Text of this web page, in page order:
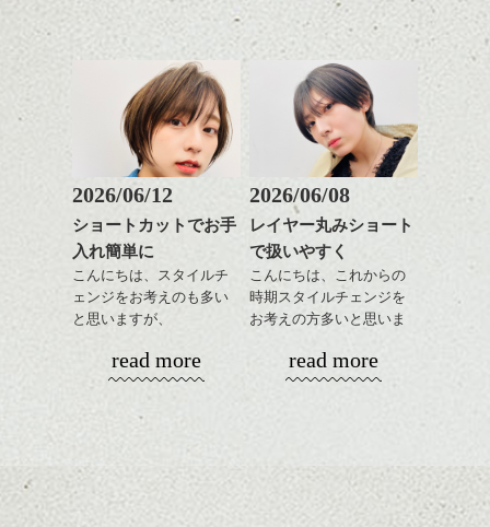
二人目、浦辻さん！！
これは、スタジオでの雰囲気です。
同じものを撮っても、明るさで
こんなにも印象が違うんです
ね。
一概に明るい方だけがイイとは
限らないですが。
私たちがスタイル写真を撮る上
で、とても大切だなと、考えさ
せられるものでした。
ちょっと気分を変えたい方はいろいろご相
談して下さいね。
るようになった気がしますが
今はボブやミディアムなどいろいろしたい
似合う雰囲気のヘアスタイルで街を歩いて
あご下のラインでやや長
も出しやすくていろいろ
おすすめですね。
前髪もやや重めにカット
してラインを強調するの
もこれからは良い感じで
す、
目元が引き締まった印象
に。
カラーリングとの組み合
わせで質感に変化をつけ
をだしやすくスタイリン
グも簡単で良いので朝の
時短にも◎
そんなショートカット。
軽めの前髪で透け感を演
出できるので、
この時期とてもおすすめ
ですよ。
ラーで全体にツヤと透明
2026/06/12
ショートカットでお手
入れ簡単に
こんにちは、スタイルチ
ェンジをお考えのも多い
と思いますが、
演出したスタイルもこれ
からの季節とてもおすす
前髪を軽めに調整し、フ
ェイスラインのデザイン
ですっきりした印象にな
read more
2026/06/08
レイヤー丸みショート
で扱いやすく
こんにちは、これからの
時期スタイルチェンジを
お考えの方多いと思いま
コンパクトなフォルムが
をだしやすくスタイリン
グも簡単で良いので朝の
時短にも◎
read more